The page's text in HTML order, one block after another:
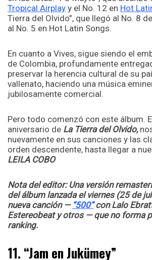
Tropical Airplay y el No. 12 en Hot
Tierra del Olvido”, que llegó al No. 8
al No. 5 en Hot Latin Songs.
En cuanto a Vives, sigue siendo el
de Colombia, profundamente
preservar la herencia cultural de su
vallenato, haciendo una música
jubilosamente comercial.
Pero todo comenzó con este álbum.
aniversario de La Tierra del Olvido,
nuevamente en sus canciones y las
orden descendente, hasta llegar a
LEILA COBO
Nota del editor: Una versión
del álbum lanzada el viernes (25 de
nueva canción — “500”con Lalo
Estereobeat y otros — que no forma
ranking.
11. “Jam en Jukümey”